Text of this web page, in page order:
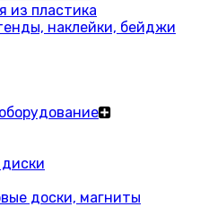
из пластика
наклейки, бейджи
доски, магниты